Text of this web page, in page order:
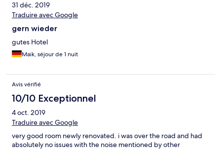
31 déc. 2019
Traduire avec Google
gern wieder
gutes Hotel
Maik, séjour de 1 nuit
Avis vérifié
10/10 Exceptionnel
4 oct. 2019
Traduire avec Google
very good room newly renovated. i was over the road and had
absolutely no issues with the noise mentioned by other